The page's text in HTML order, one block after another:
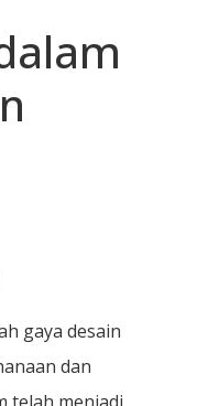
gaya desain
dan